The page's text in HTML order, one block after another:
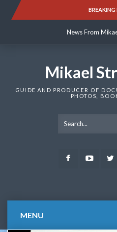
BREAKING
News From
News From
Mikael
GUIDE AND PRODUCER OF
PHOTOS,
Facebook
MENU